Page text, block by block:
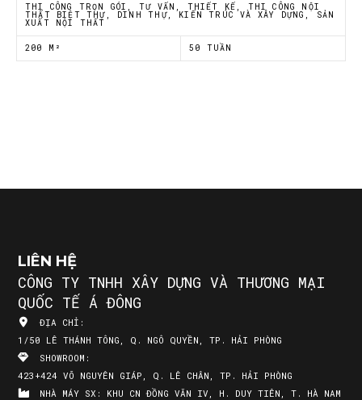
Tôi đồng ý với
Á Đông
THI CÔNG TRỌN GÓI, TƯ VẤN, THIẾT KẾ, THI CÔNG NỘI
THẤT BIỆT THỰ, DINH THỰ, KIẾN TRÚC VÀ XÂY DỰNG, SẢN
XUẤT NỘI THẤT
200 M² 50 TUẦN
LIÊN HỆ
CÔNG TY TNHH XÂY DỰNG VÀ THƯƠNG MẠI
QUỐC TẾ Á ĐÔNG
ĐỊA CHỈ:
1/50 LÊ THÁNH TÔNG, Q. NGÔ QUYỀN, TP. HẢI PHÒNG
SHOWROOM:
423+424 VÕ NGUYÊN GIÁP, Q. LÊ CHÂN, TP. HẢI PHÒNG
NHÀ MÁY SX: KHU CN ĐỒNG VĂN IV, H. DUY TIÊN, T. HÀ NAM